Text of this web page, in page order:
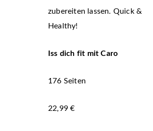
zubereiten lassen. Quick &
Healthy!
Iss dich fit mit Caro
176 Seiten
22,99 €